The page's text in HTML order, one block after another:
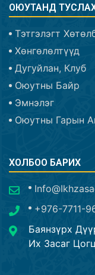
ОЮУТАНД
Тэтгэлэгт
Хөнгөлөлтүүд
Дугуйлан, Клуб
Оюутны Байр
Эмнэлэг
Оюутны Гарын
ХОЛБОО БАРИХ
+976-7711-
Баянзүрх
Их Засаг